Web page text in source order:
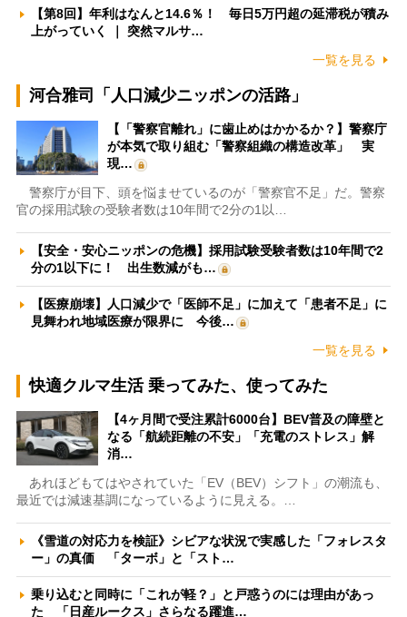
【第8回】年利はなんと14.6％！ 毎日5万円超の延滞税が積み
上がっていく ｜ 突然マルサ…
一覧を見る
河合雅司「人口減少ニッポンの活路」
【「警察官離れ」に歯止めはかかるか？】警察庁
が本気で取り組む「警察組織の構造改革」 実
現…
警察庁が目下、頭を悩ませているのが「警察官不足」だ。警察
官の採用試験の受験者数は10年間で2分の1以…
【安全・安心ニッポンの危機】採用試験受験者数は10年間で2
分の1以下に！ 出生数減がも…
【医療崩壊】人口減少で「医師不足」に加えて「患者不足」に
見舞われ地域医療が限界に 今後…
一覧を見る
快適クルマ生活 乗ってみた、使ってみた
【4ヶ月間で受注累計6000台】BEV普及の障壁と
なる「航続距離の不安」「充電のストレス」解
消…
あれほどもてはやされていた「EV（BEV）シフト」の潮流も、
最近では減速基調になっているように見える。…
《雪道の対応力を検証》シビアな状況で実感した「フォレスタ
ー」の真価 「ターボ」と「スト…
乗り込むと同時に「これが軽？」と戸惑うのには理由があっ
た 「日産ルークス」さらなる躍進…